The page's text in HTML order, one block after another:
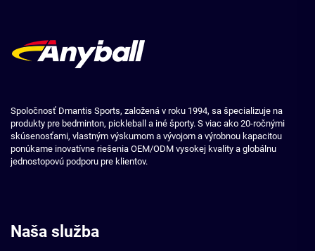
Spoločnosť Dmantis Sports, založená v roku 1994, sa špecializuje na
produkty pre bedminton, pickleball a iné športy. S viac ako 20-ročnými
skúsenosťami, vlastným výskumom a vývojom a výrobnou kapacitou
ponúkame inovatívne riešenia OEM/ODM vysokej kvality a globálnu
jednostopovú podporu pre klientov.
Naša služba